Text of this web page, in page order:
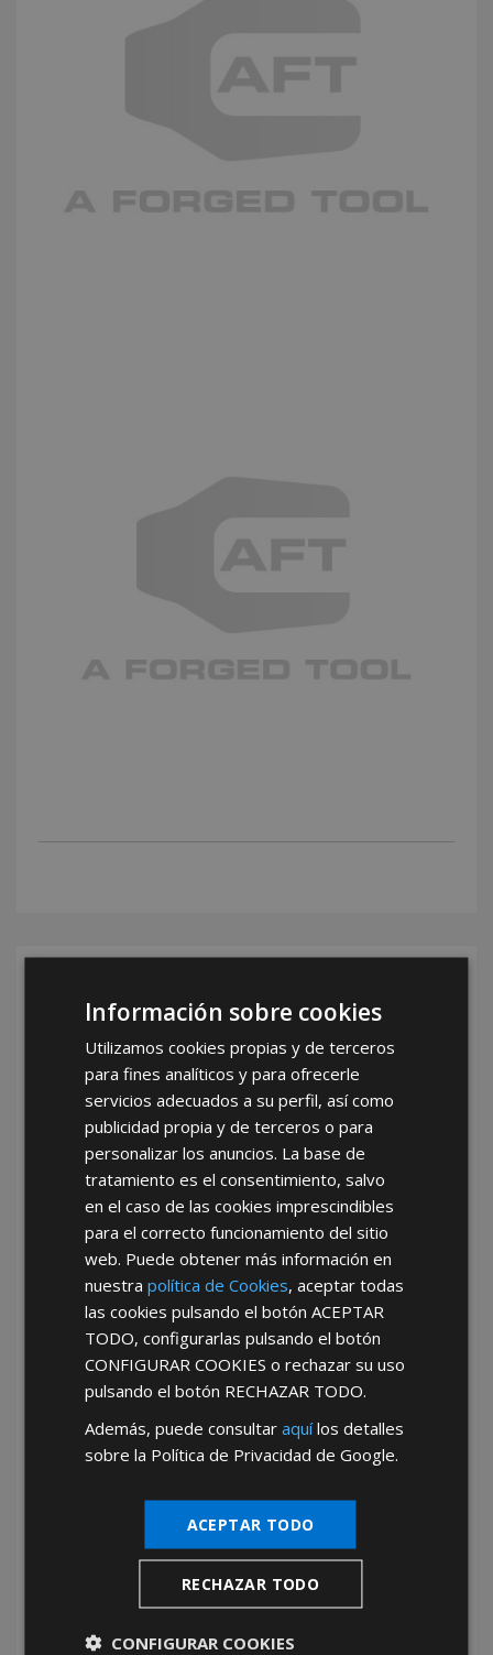
FERRETERÍA INDUSTRIAL
Provincia De Málaga
FERRETERÍA INDUSTRIAL
Información sobre cookies
Utilizamos cookies propias y de terceros
para fines analíticos y para ofrecerle
servicios adecuados a su perfil, así como
publicidad propia y de terceros o para
personalizar los anuncios. La base de
tratamiento es el consentimiento, salvo
en el caso de las cookies imprescindibles
para el correcto funcionamiento del sitio
web. Puede obtener más información en
nuestrapolítica de Cookies, aceptar todas
las cookies pulsando el botónACEPTAR
TODO, configurarlas pulsando el botón
CONFIGURAR COOKIES o rechazar su uso
pulsando el botón RECHAZAR TODO.
Además, puede consultaraquílos detalles
sobre la Política de Privacidad de Google.
ACEPTAR TODO
RECHAZAR TODO
CONFIGURAR COOKIES